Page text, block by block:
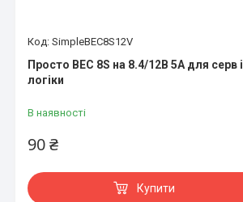
SimpleBEC8S12V
Просто BEC 8S на 8.4/12В 5А для серв і
логіки
В наявності
90 ₴
Купити